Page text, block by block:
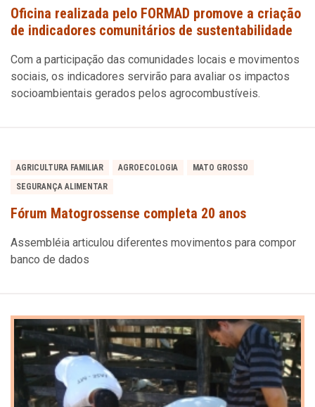
Oficina realizada pelo FORMAD promove a criação
de indicadores comunitários de sustentabilidade
Com a participação das comunidades locais e movimentos
sociais, os indicadores servirão para avaliar os impactos
socioambientais gerados pelos agrocombustíveis.
AGRICULTURA FAMILIAR AGROECOLOGIA
MATO GROSSO
SEGURANÇA ALIMENTAR
Fórum Matogrossense completa 20 anos
Assembléia articulou diferentes movimentos para compor
banco de dados